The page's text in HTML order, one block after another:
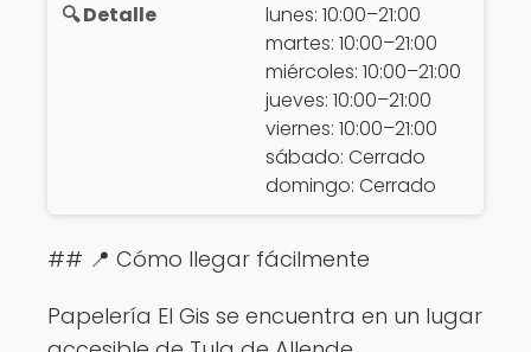
lunes: 10:00–21:00
martes: 10:00–21:00
miércoles: 10:00–21:00
jueves: 10:00–21:00
viernes: 10:00–21:00
sábado: Cerrado
domingo: Cerrado
## 📍 Cómo llegar fácilmente
Papelería El Gis se encuentra en un lugar